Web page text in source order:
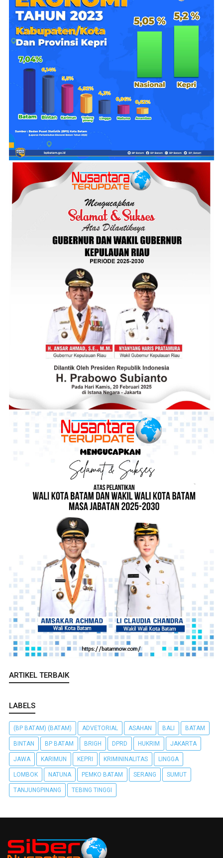
ARTIKEL TERBAIK
LABELS
(BP BATAM) (BATAM) ADVETORIAL ASAHAN BALI BATAM
BINTAN BP BATAM BRIGH DPRD HUKRIM JAKARTA
JAWA KARIMUN KEPRI KRIMININALITAS LINGGA
LOMBOK NATUNA PEMKO BATAM SERANG SUMUT
TANJUNGPINANG TEBING TINGGI